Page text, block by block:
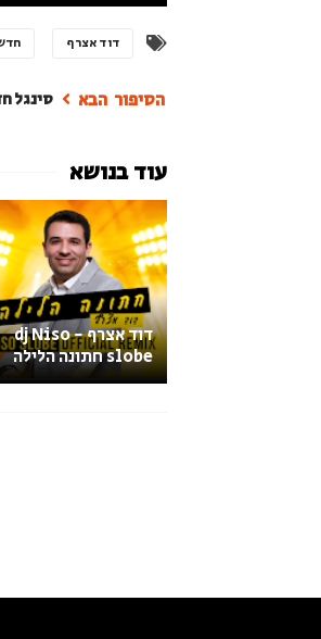
דוד אצרף
סינגל
דוד אצרף - dj Niso
slobe חתונה הלילה